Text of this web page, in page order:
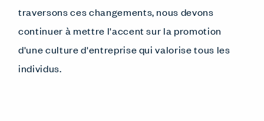
traversons ces changements, nous devons
continuer à mettre l'accent sur la promotion
d'une culture d'entreprise qui valorise tous les
individus.